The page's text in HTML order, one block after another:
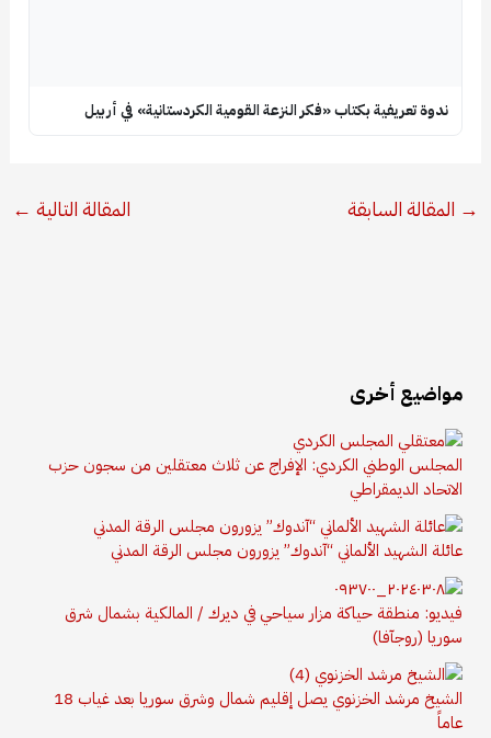
ندوة تعريفية بكتاب «فكر النزعة القومية الكردستانية» في أربيل
→ المقالة السابقة المقالة التالية ←
مواضيع أخرى
المجلس الوطني الكردي: الإفراج عن ثلاث معتقلين من سجون حزب
الاتحاد الديمقراطي
عائلة الشهيد الألماني “آندوك” يزورون مجلس الرقة المدني
فيديو: منطقة حياكة مزار سياحي في ديرك / المالكية بشمال شرق
سوريا (روجآفا)
الشيخ مرشد الخزنوي يصل إقليم شمال وشرق سوريا بعد غياب 18
عاماً